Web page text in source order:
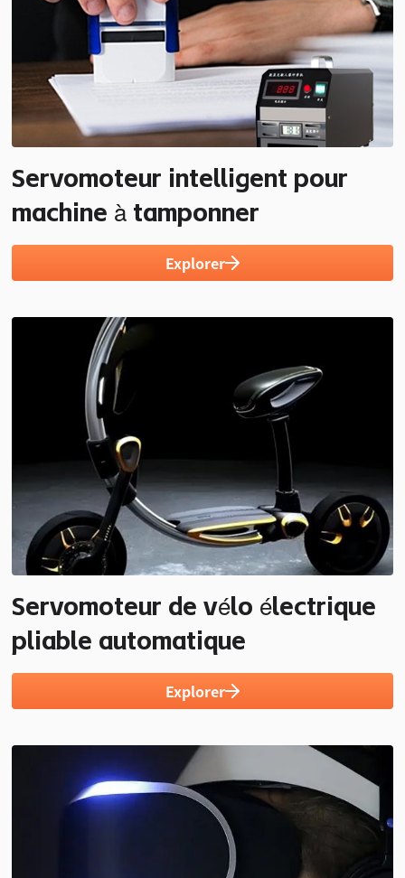
Servomoteur intelligent pour
machine à tamponner
Explorer
Servomoteur de vélo électrique
pliable automatique
Explorer